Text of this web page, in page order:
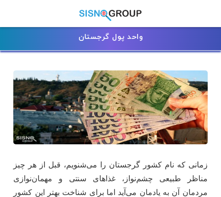
واحد پول گرجستان
زمانی که نام کشور گرجستان را می‌شنویم، قبل از هر چیز
مناظر طبیعی چشم‌نواز، غذاهای سنتی و مهمان‌نوازی
مردمان آن به یادمان می‌آید اما برای شناخت بهتر این کشور